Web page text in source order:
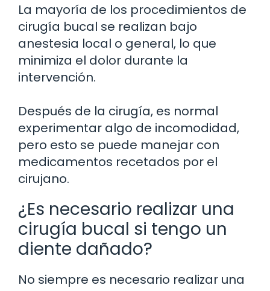
La mayoría de los procedimientos de
cirugía bucal se realizan bajo
anestesia local o general, lo que
minimiza el dolor durante la
intervención.
Después de la cirugía, es normal
experimentar algo de incomodidad,
pero esto se puede manejar con
medicamentos recetados por el
cirujano.
¿Es necesario realizar una
cirugía bucal si tengo un
diente dañado?
No siempre es necesario realizar una